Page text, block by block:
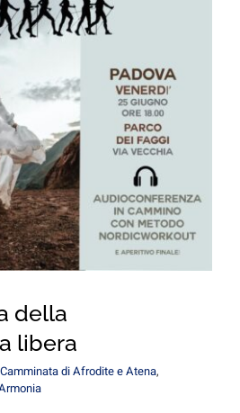
della
libera
Camminata di Afrodite e Atena,